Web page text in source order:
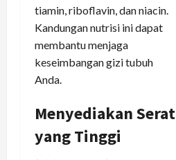
tiamin, riboflavin, dan niacin.
Kandungan nutrisi ini dapat
membantu menjaga
keseimbangan gizi tubuh
Anda.
Menyediakan Serat
yang Tinggi